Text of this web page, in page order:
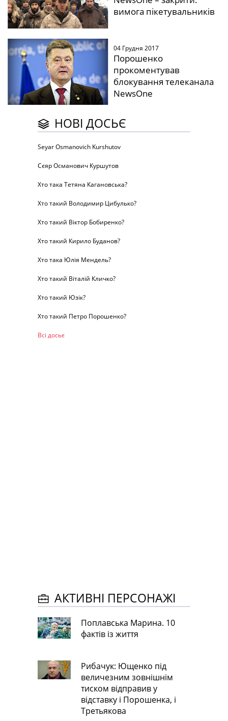
вимога пікетувальників
04 Грудня 2017
Порошенко
прокоментував
блокування телеканала
NewsOne
НОВІ ДОСЬЄ
Seyar Osmanovich Kurshutov
Сєяр Османович Куршутов
Хто така Тетяна Кагановська?
Хто такий Володимир Цибулько?
Хто такий Віктор Бобиренко?
Хто такий Кирило Буданов?
Хто така Юлія Мендель?
Хто такий Віталій Кличко?
Хто такий Юзік?
Хто такий Петро Порошенко?
Всі досьє
АКТИВНІ ПЕРСОНАЖІ
Поплавська Марина. 10
фактів із життя
Рибачук: Ющенко під
величезним зовнішнім
тиском відправив у
відставку і Порошенка, і
Третьякова